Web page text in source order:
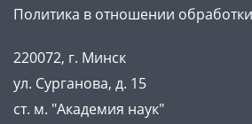
Политика в отношении
220072, г. Минск
ул. Сурганова, д. 15
ст. м. "Академия наук"